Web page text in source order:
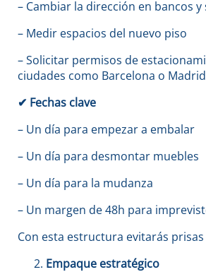
– Cambiar la dirección en bancos y
– Medir espacios del nuevo piso
– Solicitar permisos de
ciudades como Barcelona o Madrid
✔ Fechas clave
– Un día para empezar a embalar
– Un día para desmontar muebles
– Un día para la mudanza
– Un margen de 48h para
Con esta estructura evitarás
Empaque estratégico